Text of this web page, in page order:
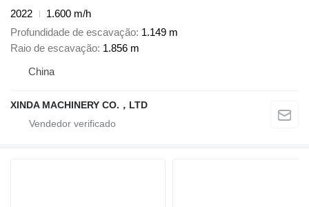
2022
1.600 m/h
Profundidade de escavação 1.149 m
Raio de escavação 1.856 m
China
XINDA MACHINERY CO.，LTD